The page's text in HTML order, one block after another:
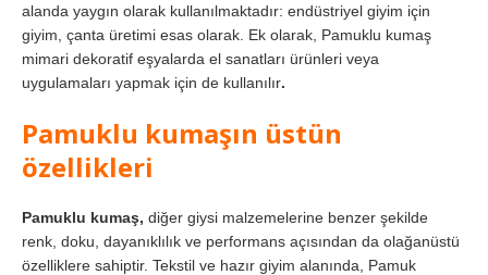
alanda yaygın olarak kullanılmaktadır: endüstriyel giyim için
giyim, çanta üretimi esas olarak. Ek olarak, Pamuklu kumaş
mimari dekoratif eşyalarda el sanatları ürünleri veya
uygulamaları yapmak için de kullanılır.
Pamuklu kumaşın üstün
özellikleri
Pamuklu kumaş, diğer giysi malzemelerine benzer şekilde
renk, doku, dayanıklılık ve performans açısından da olağanüstü
özelliklere sahiptir. Tekstil ve hazır giyim alanında, Pamuk